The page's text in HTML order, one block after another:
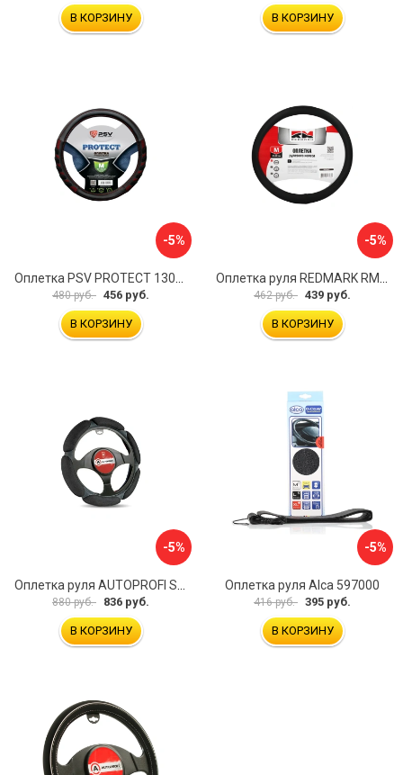
В КОРЗИНУ В КОРЗИНУ
-5%
Оплетка PSV PROTECT 130503
480 руб. 456 руб.
В КОРЗИНУ
-5%
Оплетка руля REDMARK RM78002
462 руб. 439 руб.
В КОРЗИНУ
-5%
880 руб. 836 руб.
В КОРЗИНУ
-5%
Оплетка руля Alca 597000
416 руб. 395 руб.
В КОРЗИНУ